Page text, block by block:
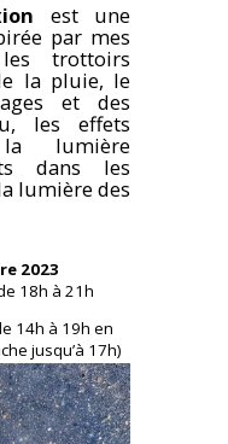
est une
par mes
trottoirs
la pluie, le
et des
les effets
lumière
dans les
lumière des
2023
18h à 21h
14h à 19h en
jusqu’à 17h)